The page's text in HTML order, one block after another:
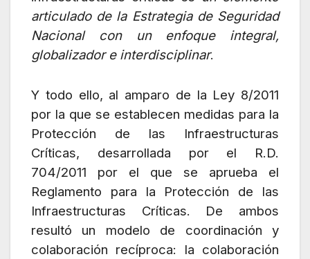
articulado de la Estrategia de Seguridad
Nacional con un enfoque integral,
globalizador e interdisciplinar.
Y todo ello, al amparo de la Ley 8/2011
por la que se establecen medidas para la
Protección de las Infraestructuras
Críticas, desarrollada por el R.D.
704/2011 por el que se aprueba el
Reglamento para la Protección de las
Infraestructuras Críticas. De ambos
resultó un modelo de coordinación y
colaboración recíproca: la colaboración